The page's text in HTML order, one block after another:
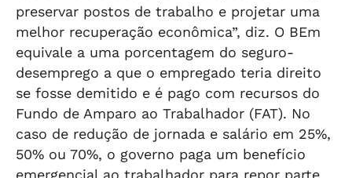
preservar postos de trabalho e projetar uma
melhor recuperação econômica”, diz. O BEm
equivale a uma porcentagem do seguro-
desemprego a que o empregado teria direito
se fosse demitido e é pago com recursos do
Fundo de Amparo ao Trabalhador (FAT). No
caso de redução de jornada e salário em 25%,
50% ou 70%, o governo paga um benefício
emergencial ao trabalhador para repor parte